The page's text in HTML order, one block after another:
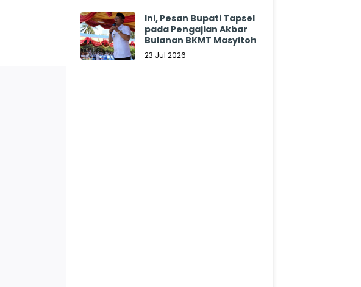
Ini, Pesan Bupati Tapsel
pada Pengajian Akbar
Bulanan BKMT Masyitoh
23 Jul 2026